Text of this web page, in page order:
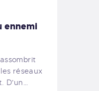
ennemi
réseaux
D'un…